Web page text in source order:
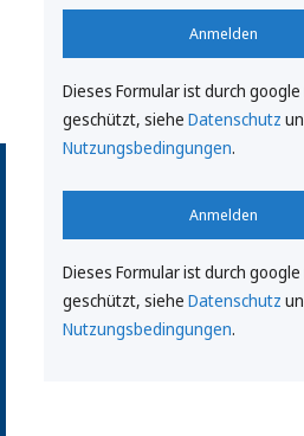
Anmelden
Dieses Formular ist durch
geschützt, siehe Datenschutz
Nutzungsbedingungen.
Anmelden
Dieses Formular ist durch
geschützt, siehe Datenschutz
Nutzungsbedingungen.